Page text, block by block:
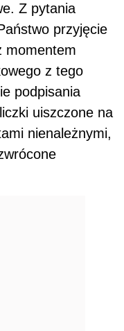
Z pytania
przyjęcie
momentem
z tego
podpisania
uiszczone na
nienależnymi,